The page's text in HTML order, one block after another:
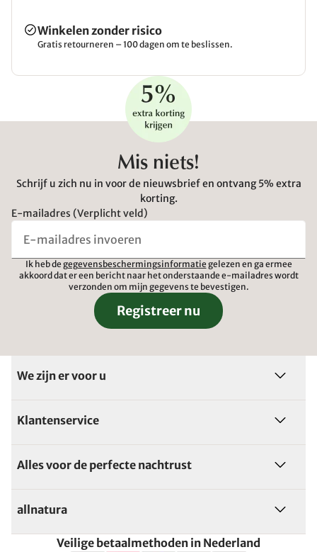
Winkelen zonder risico
Gratis retourneren – 100 dagen om te beslissen.
Mis niets!
Schrijf u zich nu in voor de nieuwsbrief en ontvang 5% extra
korting.
E-mailadres (Verplicht veld)
Ik heb de gegevensbeschermingsinformatie gelezen en ga ermee
akkoord dat er een bericht naar het onderstaande e-mailadres wordt
verzonden om mijn gegevens te bevestigen.
Registreer nu
We zijn er voor u
Klantenservice
Alles voor de perfecte nachtrust
allnatura
Veilige betaalmethoden in Nederland